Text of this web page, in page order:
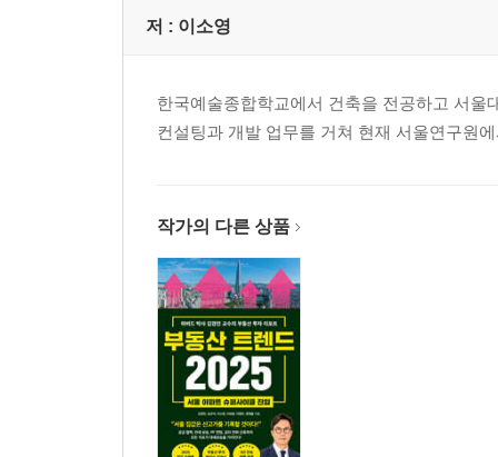
저 : 이소영
한국예술종합학교에서 건축을 전공하고 서울
컨설팅과 개발 업무를 거쳐 현재 서울연구원
작가의 다른 상품